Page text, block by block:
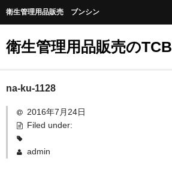
衛生管理用品販売 ブンシン
衛生管理用品販売のTCB
お勧め商品
医薬品
na-ku-1128
2016年7月24日
Filed under:
admin